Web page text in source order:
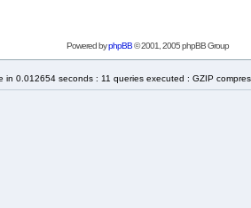
Powered byphpBB© 2001, 2005 phpBB Group
in 0.012654 seconds : 11 queries executed : GZIP